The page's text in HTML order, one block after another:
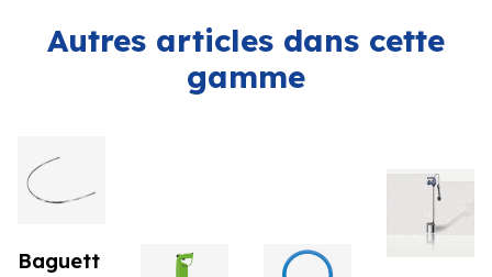
Autres articles dans cette
gamme
Baguett